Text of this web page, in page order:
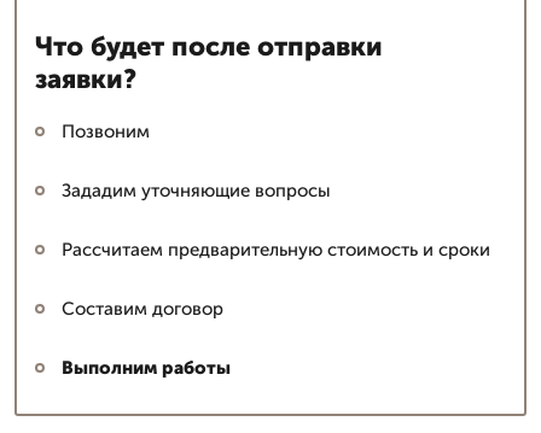
Что будет после отправки
заявки?
Позвоним
Зададим уточняющие вопросы
Рассчитаем предварительную стоимость и сроки
Составим договор
Выполним работы